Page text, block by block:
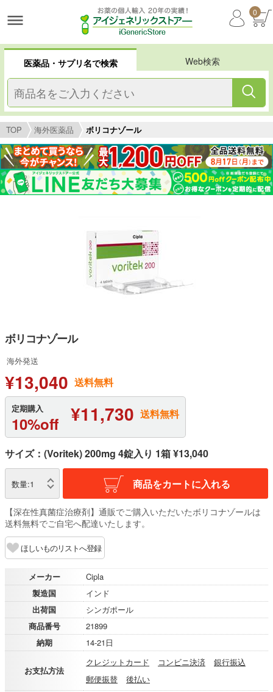
0
医薬品・サプリ名で検索 Web検索
TOP 海外医薬品 ボリコナゾール
ボリコナゾール
海外発送
¥13,040 送料無料
定期購入
10%off ¥11,730 送料無料
サイズ：(Voritek) 200mg 4錠入り 1箱 ¥13,040
数量:1 商品をカートに入れる
【深在性真菌症治療剤】通販でご購入いただいたボリコナゾールは
送料無料でご自宅へ配達いたします。
ほしいものリストへ登録
メーカー
Cipla
製造国
インド
出荷国
シンガポール
商品番号
21899
納期
14-21日
お支払方法
クレジットカード コンビニ決済
銀行振込
郵便振替
後払い